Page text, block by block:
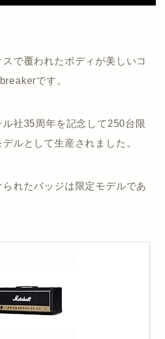
で覆われたボディが美しいコ
です。
社35周年を記念して250台限
ルとして生産されました。
れたバッジは限定モデルであ